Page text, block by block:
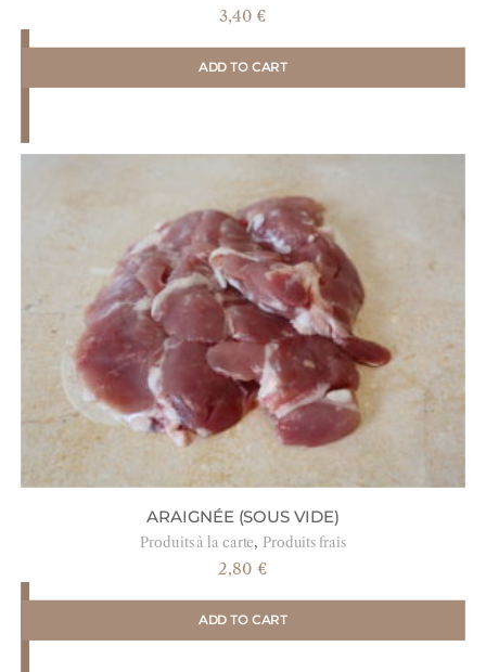
3,40€
ADD TO CART
ARAIGNÉE (SOUS VIDE)
Produits à la carte, Produits frais
2,80 €
ADD TO CART